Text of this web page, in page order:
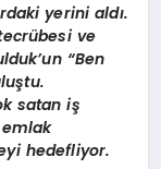
yerini aldı.
ve
“Ben
satan iş
emlak
hedefliyor.